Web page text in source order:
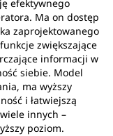
efektywnego
Ma on dostęp
zaprojektowanego
zwiększające
informacji w
siebie. Model
ma wyższy
i łatwiejszą
innych –
poziom.